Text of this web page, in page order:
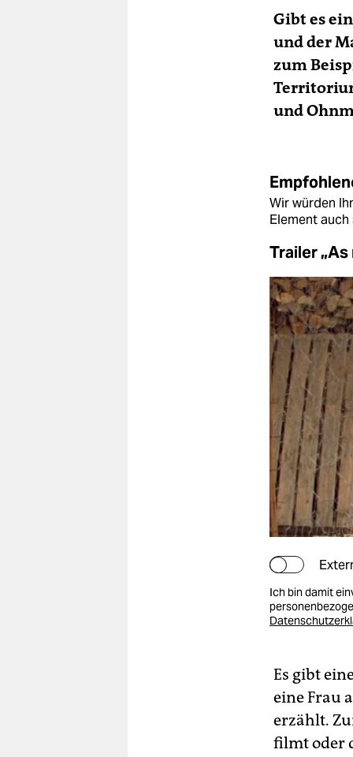
Gibt es
und der
zum
und
Wir würden
Element auch
Trailer „As
Ich bin damit
Es gibt
eine Frau
erzählt.
filmt oder